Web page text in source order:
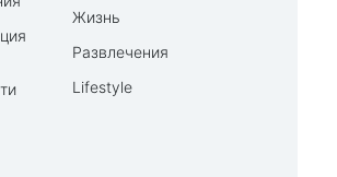
Жизнь
Развлечения
Lifestyle